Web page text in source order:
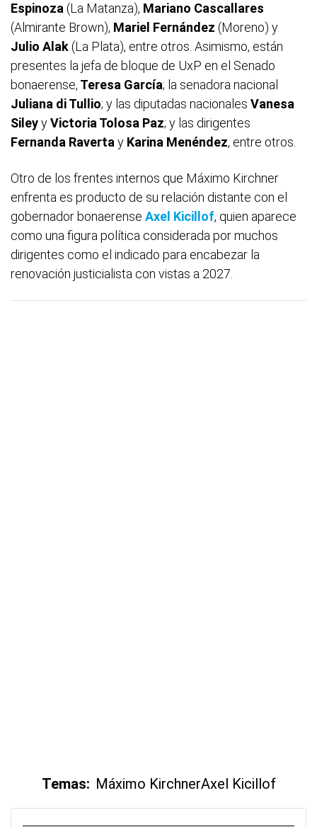
Espinoza (La Matanza), Mariano Cascallares
(Almirante Brown), Mariel Fernández (Moreno) y
Julio Alak (La Plata), entre otros. Asimismo, están
presentes la jefa de bloque de UxP en el Senado
bonaerense, Teresa García; la senadora nacional
Juliana di Tullio; y las diputadas nacionales Vanesa
SileyyVictoria Tolosa Paz; y las dirigentes
Fernanda Raverta y Karina Menéndez, entre otros.
Otro de los frentes internos que Máximo Kirchner
enfrenta es producto de su relación distante con el
gobernador bonaerense Axel Kicillof, quien aparece
como una figura política considerada por muchos
dirigentes como el indicado para encabezar la
renovación justicialista con vistas a 2027.
Temas: Máximo KirchnerAxel Kicillof